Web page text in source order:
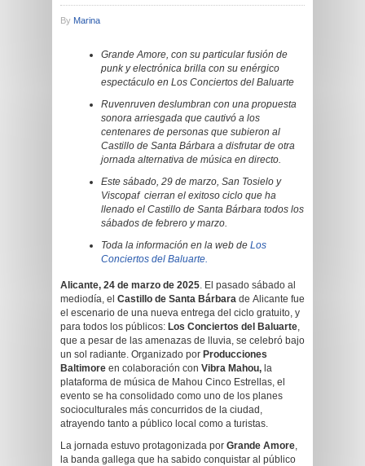
By Marina
Grande Amore, con su particular fusión de
punk y electrónica brilla con su enérgico
espectáculo en Los Conciertos del Baluarte
Ruvenruven deslumbran con una propuesta
sonora arriesgada que cautivó a los
centenares de personas que subieron al
Castillo de Santa Bárbara a disfrutar de otra
jornada alternativa de música en directo.
Este sábado, 29 de marzo, San Tosielo y
Viscopaf cierran el exitoso ciclo que ha
llenado el Castillo de Santa Bárbara todos los
sábados de febrero y marzo.
Toda la información en la web de Los
Conciertos del Baluarte.
Alicante, 24 de marzo de 2025. El pasado sábado al
mediodía, el Castillo de Santa Bárbara de Alicante fue
el escenario de una nueva entrega del ciclo gratuito, y
para todos los públicos: Los Conciertos del Baluarte,
que a pesar de las amenazas de lluvia, se celebró bajo
un sol radiante. Organizado por Producciones
Baltimore en colaboración con Vibra Mahou, la
plataforma de música de Mahou Cinco Estrellas, el
evento se ha consolidado como uno de los planes
socioculturales más concurridos de la ciudad,
atrayendo tanto a público local como a turistas.
La jornada estuvo protagonizada por Grande Amore,
la banda gallega que ha sabido conquistar al público